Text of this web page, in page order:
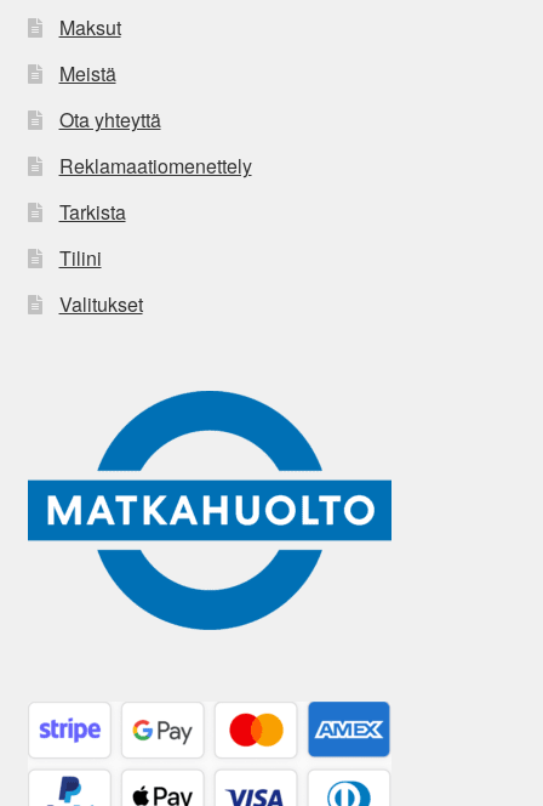
Maksut
Meistä
Ota yhteyttä
Reklamaatiomenettely
Tarkista
Tilini
Valitukset